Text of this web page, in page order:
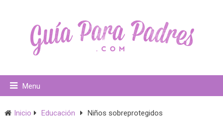
Menu
Inicio Educación Niños sobreprotegidos